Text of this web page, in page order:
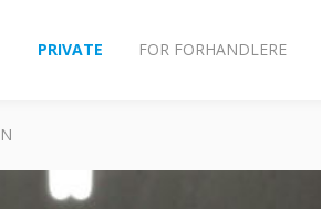
PRIVATE FOR FORHANDLERE